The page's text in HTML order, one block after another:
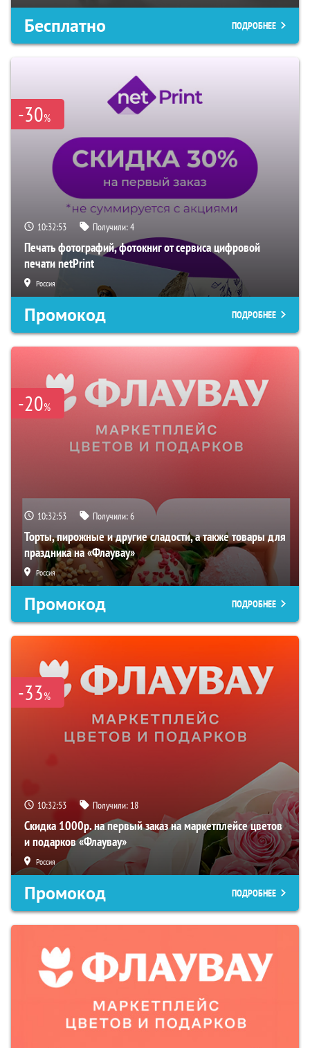
Бесплатно ПОДРОБНЕЕ
-30%
10:32:52 Получили:4
Печать фотографий, фотокниг от сервиса цифровой
печати netPrint
Россия
Промокод ПОДРОБНЕЕ
-20%
10:32:52 Получили:6
Торты, пирожные и другие сладости, а также товары для
праздника на «Флаувау»
Россия
Промокод ПОДРОБНЕЕ
-33%
10:32:52 Получили: 18
Скидка 1000р. на первый заказ на маркетплейсе цветов
и подарков «Флаувау»
Россия
Промокод ПОДРОБНЕЕ